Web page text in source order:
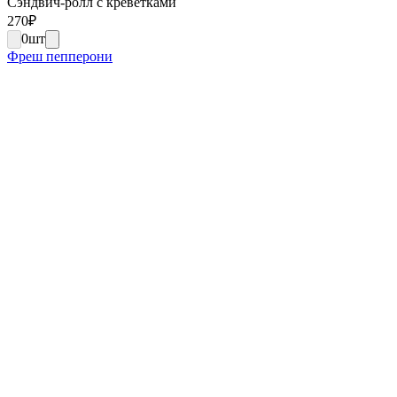
270₽
0шт
Фреш пепперони